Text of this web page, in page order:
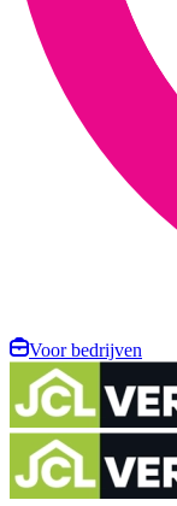
Voor bedrijven